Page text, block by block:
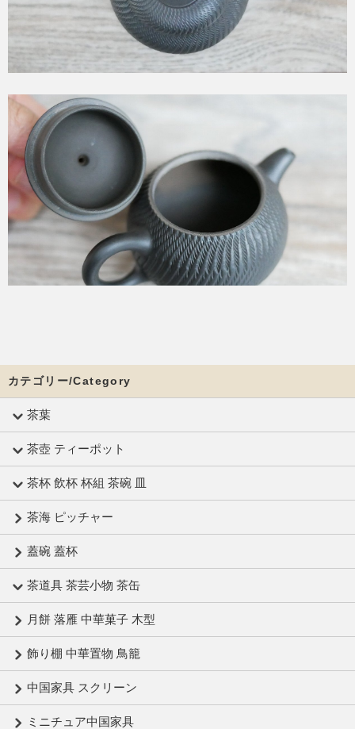
カテゴリー/Category
茶葉
茶壺 ティーポット
茶杯 飲杯 杯組 茶碗 皿
茶海 ピッチャー
蓋碗 蓋杯
茶道具 茶芸小物 茶缶
月餅 落雁 中華菓子 木型
飾り棚 中華置物 鳥籠
中国家具 スクリーン
ミニチュア中国家具